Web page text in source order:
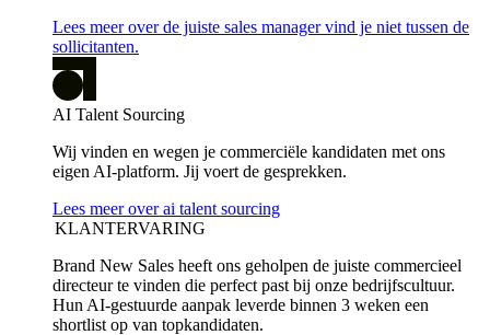
Lees meer over de juiste sales manager vind je niet tussen de
sollicitanten.
AI Talent Sourcing
Wij vinden en wegen je commerciële kandidaten met ons
eigen AI-platform. Jij voert de gesprekken.
Lees meer over ai talent sourcing
KLANTERVARING
Brand New Sales heeft ons geholpen de juiste commercieel
directeur te vinden die perfect past bij onze bedrijfscultuur.
Hun AI-gestuurde aanpak leverde binnen 3 weken een
shortlist op van topkandidaten.